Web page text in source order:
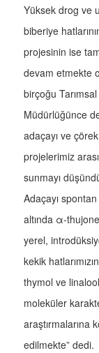
Yüksek drog ve
biberiye
projesinin ise
devam etmekte
birçoğu
Müdürlüğünce
adaçayı ve
projelerimiz
sunmayı
Adaçayı
altında α-
yerel,
kekik
thymol ve
moleküler
araştırmalarına
edilmekte” dedi.